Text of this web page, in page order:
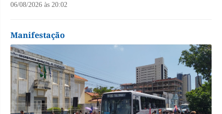
06/08/2026 às 20:02
Manifestação